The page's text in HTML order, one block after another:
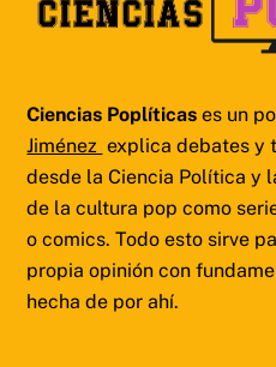
Ciencias Poplíticas es un
Jiménez explica debates y
desde la Ciencia Política y
de la cultura pop como
o comics. Todo esto sirve
propia opinión con
hecha de por ahí.